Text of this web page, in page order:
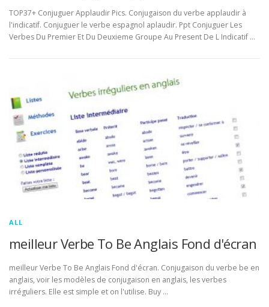
TOP37+ Conjuguer Applaudir Pics. Conjugaison du verbe applaudir à
l'indicatif. Conjuguer le verbe espagnol aplaudir. Ppt Conjuguer Les
Verbes Du Premier Et Du Deuxieme Groupe Au Present De L Indicatif …
ALL
meilleur Verbe To Be Anglais Fond d'écran
meilleur Verbe To Be Anglais Fond d'écran. Conjugaison du verbe be en
anglais, voir les modèles de conjugaison en anglais, les verbes
irréguliers. Elle est simple et on l'utilise. Buy …